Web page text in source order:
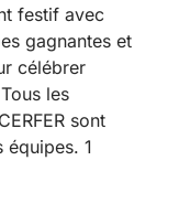
festif avec
gagnantes et
célébrer
les
sont
équipes. 1